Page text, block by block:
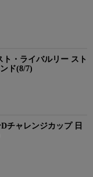
・ライバルリー スト
ド(8/7)
チャレンジカップ 日